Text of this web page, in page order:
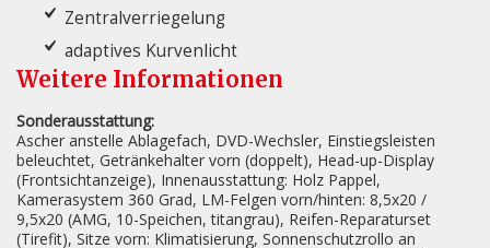
Zentralverriegelung
adaptives Kurvenlicht
Weitere Informationen
Sonderausstattung:
Ascher anstelle Ablagefach, DVD-Wechsler, Einstiegsleisten
beleuchtet, Getränkehalter vorn (doppelt), Head-up-Display
(Frontsichtanzeige), Innenausstattung: Holz Pappel,
Kamerasystem 360 Grad, LM-Felgen vorn/hinten: 8,5x20 /
9,5x20 (AMG, 10-Speichen, titangrau), Reifen-Reparaturset
(Tirefit), Sitze vorn: Klimatisierung, Sonnenschutzrollo an